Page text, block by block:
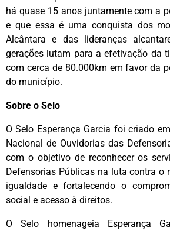
há quase 15 anos juntamente com a
e que essa é uma conquista dos
Alcântara e das lideranças
gerações lutam para a efetivação da
com cerca de 80.000km em favor da
do município.
Sobre o Selo
O Selo Esperança Garcia foi criado
Nacional de Ouvidorias das
com o objetivo de reconhecer os
Defensorias Públicas na luta contra o
igualdade e fortalecendo o
social e acesso à direitos.
O Selo homenageia Esperança